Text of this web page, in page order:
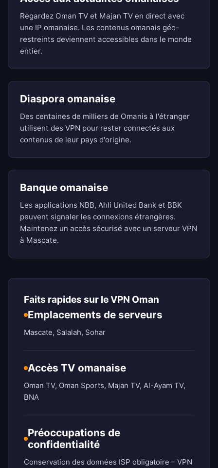
Regardez Oman TV et Majan TV en direct avec
une IP omanaise. Les contenus omanais géo-
restreints deviennent accessibles dans le monde
entier.
Diaspora omanaise
Des centaines de milliers de Omanis à l'étranger
utilisent des VPN pour rester connectés aux
contenus de leur pays d'origine.
Banque omanaise
Les applications NBB, Ahli United Bank et BBK
peuvent signaler les connexions étrangères.
Maintenez un accès sécurisé avec un serveur VPN
à Mascate.
Faits rapides sur le VPN Oman
Emplacements de serveurs
Mascate, Salalah, Sohar
Accès TV omanaise
Oman TV, Oman Sports, Majan TV, Al-Ayam TV,
BNA
Préoccupations de
confidentialité
Conservation des données ISP obligatoire – VPN